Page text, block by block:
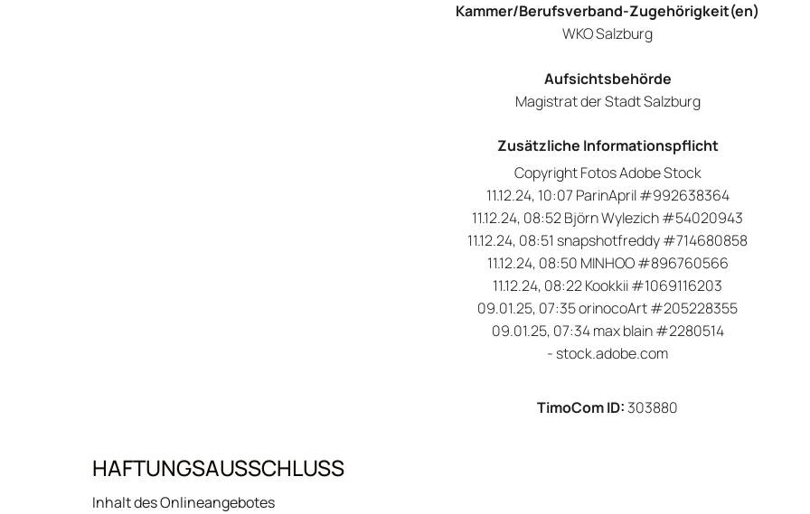
Kammer/Berufsverband-Zugehörigkeit(en)
WKO Salzburg
Aufsichtsbehörde
Magistrat der Stadt Salzburg
Zusätzliche Informationspflicht
Copyright Fotos Adobe Stock
11.12.24, 10:07 ParinApril #992638364
11.12.24, 08:52 Björn Wylezich #54020943
11.12.24, 08:51 snapshotfreddy #714680858
11.12.24, 08:50 MINHOO #896760566
11.12.24, 08:22 Kookkii #1069116203
09.01.25, 07:35 orinocoArt #205228355
09.01.25, 07:34 max blain #2280514
- stock.adobe.com
TimoCom ID: 303880
HAFTUNGSAUSSCHLUSS
Inhalt des Onlineangebotes